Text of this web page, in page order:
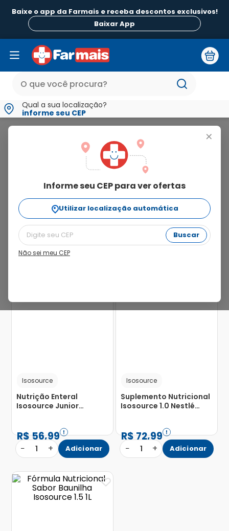
Baixe o app da Farmais e receba descontos exclusivos!
Baixar App
Qual a sua localização?
informe seu CEP
+
Informe seu CEP para ver ofertas
Utilizar localização automática
Buscar
Não sei meu CEP
Ordenar Por
relevância
Isosource
Nutrição Enteral
Isosource Junior
R$56,99
− 1 + Adicionar
Isosource
Suplemento Nutricional
Isosource 1.0 Nestlé
R$72,99
− 1 + Adicionar